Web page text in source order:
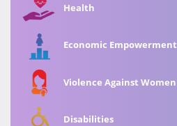
Health
Economic Empowerment
Violence Against Women
Disabilities